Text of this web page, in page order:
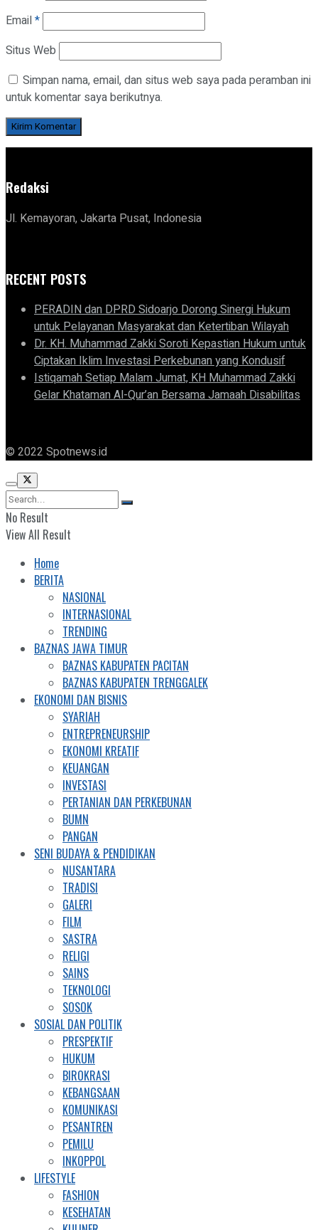
Email*
Situs Web
Simpan nama, email, dan situs web saya pada peramban ini
untuk komentar saya berikutnya.
Redaksi
Jl. Kemayoran, Jakarta Pusat, Indonesia
RECENT POSTS
PERADIN dan DPRD Sidoarjo Dorong Sinergi Hukum
untuk Pelayanan Masyarakat dan Ketertiban Wilayah
Dr. KH. Muhammad Zakki Soroti Kepastian Hukum untuk
Ciptakan Iklim Investasi Perkebunan yang Kondusif
Istiqamah Setiap Malam Jumat, KH Muhammad Zakki
Gelar Khataman Al-Qur’an Bersama Jamaah Disabilitas
© 2022 Spotnews.id
No Result
View All Result
Home
BERITA
NASIONAL
INTERNASIONAL
TRENDING
BAZNAS JAWA TIMUR
BAZNAS KABUPATEN PACITAN
BAZNAS KABUPATEN TRENGGALEK
EKONOMI DAN BISNIS
SYARIAH
ENTREPRENEURSHIP
EKONOMI KREATIF
KEUANGAN
INVESTASI
PERTANIAN DAN PERKEBUNAN
BUMN
PANGAN
SENI BUDAYA & PENDIDIKAN
NUSANTARA
TRADISI
GALERI
FILM
SASTRA
RELIGI
SAINS
TEKNOLOGI
SOSOK
SOSIAL DAN POLITIK
PRESPEKTIF
HUKUM
BIROKRASI
KEBANGSAAN
KOMUNIKASI
PESANTREN
PEMILU
INKOPPOL
LIFESTYLE
FASHION
KESEHATAN